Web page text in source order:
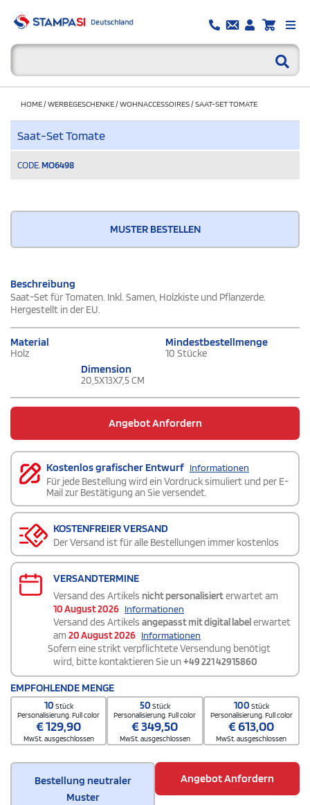
HOME/WERBEGESCHENKE/WOHNACCESSOIRES/SAAT-SET TOMATE
Saat-Set Tomate
CODE. MO6498
MUSTER BESTELLEN
Beschreibung
Saat-Set für Tomaten. Inkl. Samen, Holzkiste und Pflanzerde.
Hergestellt in der EU.
Material
Holz
Mindestbestellmenge
10 Stücke
Dimension
20,5X13X7,5 CM
Angebot Anfordern
Kostenlos grafischer Entwurf Informationen
Für jede Bestellung wird ein Vordruck simuliert und per E-
Mail zur Bestätigung an Sie versendet.
KOSTENFREIER VERSAND
Der Versand ist für alle Bestellungen immer kostenlos
VERSANDTERMINE
Versand des Artikels nicht personalisierterwartet am
10 August 2026 Informationen
Versand des Artikels angepasst mit digital labelerwartet
am 20 August 2026 Informationen
Sofern eine strikt verpflichtete Versendung benötigt
wird, bitte kontaktieren Sie un+49 221 42915860
EMPFOHLENDE MENGE
10 Stück
Personalisierung. Full color
€129,90
MwSt. ausgeschlossen
50 Stück
Personalisierung. Full color
€349,50
MwSt. ausgeschlossen
100 Stück
Personalisierung. Full color
€613,00
MwSt. ausgeschlossen
Bestellung neutraler
Muster
Angebot Anfordern